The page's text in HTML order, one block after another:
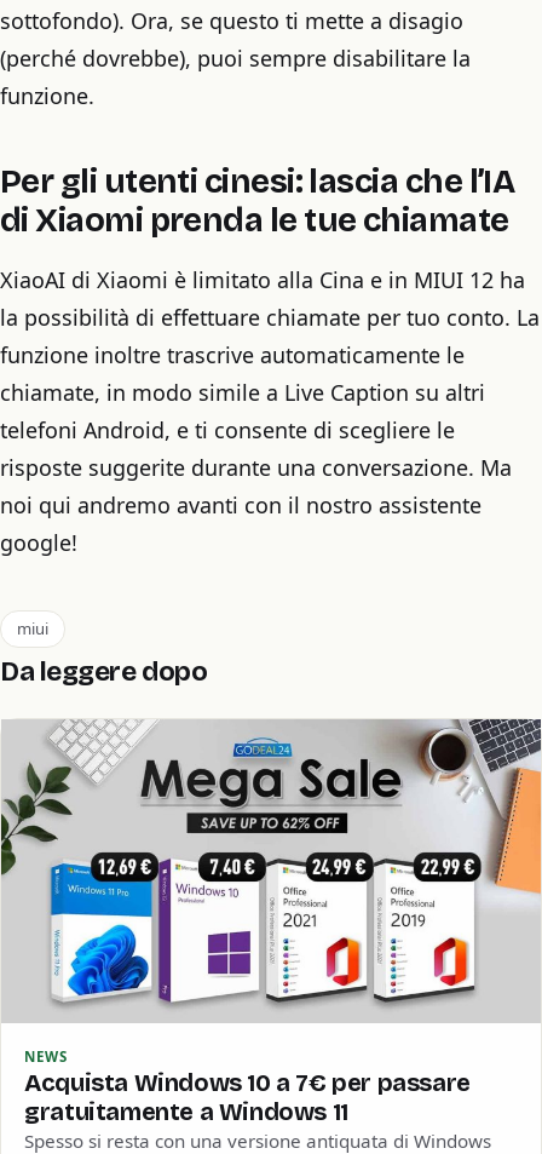
sottofondo). Ora, se questo ti mette a disagio
(perché dovrebbe), puoi sempre disabilitare la
funzione.
Per gli utenti cinesi: lascia che l’IA
di Xiaomi prenda le tue chiamate
XiaoAI di Xiaomi è limitato alla Cina e in MIUI 12 ha
la possibilità di effettuare chiamate per tuo conto. La
funzione inoltre trascrive automaticamente le
chiamate, in modo simile a Live Caption su altri
telefoni Android, e ti consente di scegliere le
risposte suggerite durante una conversazione. Ma
noi qui andremo avanti con il nostro assistente
google!
miui
Da leggere dopo
NEWS
Acquista Windows 10 a 7€ per passare
gratuitamente a Windows 11
Spesso si resta con una versione antiquata di Windows